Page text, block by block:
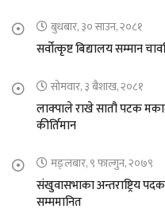
बुधबार, ३० साउन, २०८१
सर्वोत्कृष्ट बिद्यालय सम्मान
सोमवार, ३ बैशाख, २०८१
लाक्पाले राखे सातौ पटक
कीर्तिमान
मङ्लबार, ९ फाल्गुन, २०७९
संखुवासभाका अन्तराष्ट्रिय
सम्ममानित